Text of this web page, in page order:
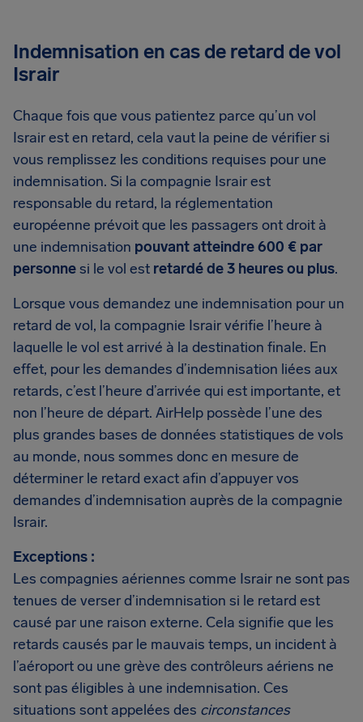
Indemnisation en cas de retard de vol
Israir
Chaque fois que vous patientez parce qu’un vol
Israir est en retard, cela vaut la peine de vérifier si
vous remplissez les conditions requises pour une
indemnisation. Si la compagnie Israir est
responsable du retard, la réglementation
européenne prévoit que les passagers ont droit à
une indemnisation pouvant atteindre 600 € par
personnesi le vol est retardé de 3 heures ou plus.
Lorsque vous demandez une indemnisation pour un
retard de vol, la compagnie Israir vérifie l’heure à
laquelle le vol est arrivé à la destination finale. En
effet, pour les demandes d’indemnisation liées aux
retards, c’est l’heure d’arrivée qui est importante, et
non l’heure de départ. AirHelp possède l’une des
plus grandes bases de données statistiques de vols
au monde, nous sommes donc en mesure de
déterminer le retard exact afin d’appuyer vos
demandes d’indemnisation auprès de la compagnie
Israir.
Exceptions :
Les compagnies aériennes comme Israir ne sont pas
tenues de verser d’indemnisation si le retard est
causé par une raison externe. Cela signifie que les
retards causés par le mauvais temps, un incident à
l’aéroport ou une grève des contrôleurs aériens ne
sont pas éligibles à une indemnisation. Ces
situations sont appelées des circonstances